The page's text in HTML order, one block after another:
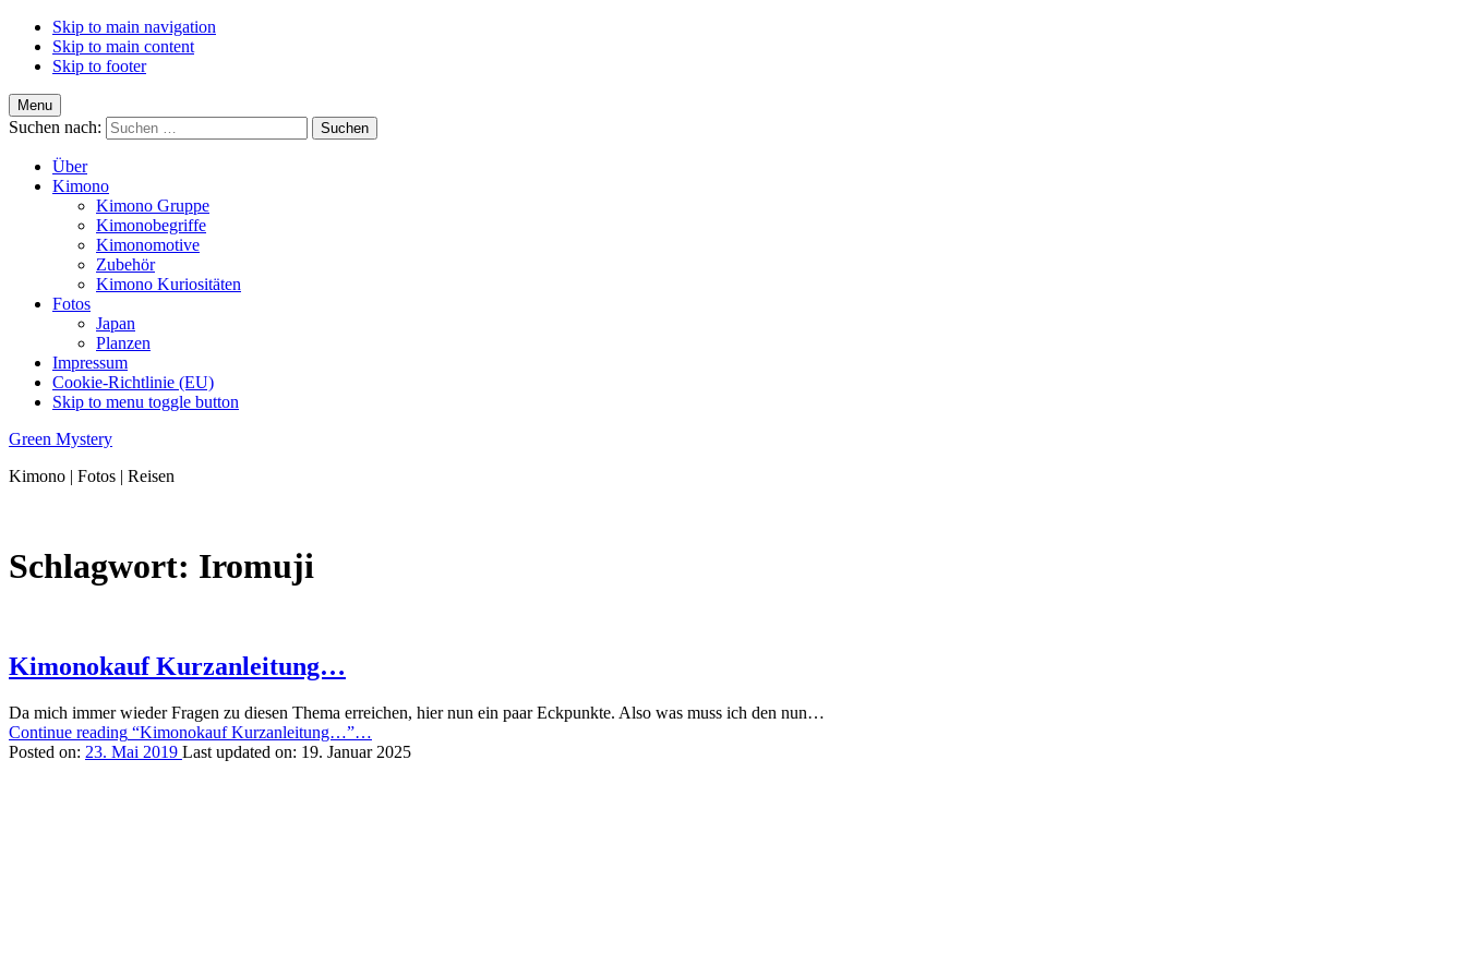
Skip to main navigation
Skip to main content
Skip to footer
Menu
Suchen nach:
Über
Kimono
Kimono Gruppe
Kimonobegriffe
Kimonomotive
Zubehör
Kimono Kuriositäten
Fotos
Japan
Planzen
Impressum
Cookie-Richtlinie (EU)
Skip to menu toggle button
Green Mystery
Kimono | Fotos | Reisen
Schlagwort: Iromuji
Kimonokauf Kurzanleitung…
Da mich immer wieder Fragen zu diesen Thema erreichen, hier nun ein paar Eckpunkte. Also was muss ich den nun…
Continue reading “Kimonokauf Kurzanleitung…”…
Posted on: 23. Mai 2019 Last updated on: 19. Januar 2025